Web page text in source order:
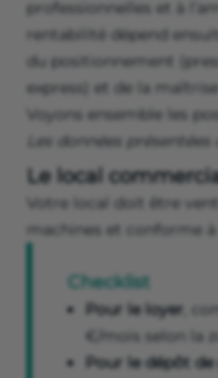
professionnelles et à
rentabilité dépend
du positionnement
express) et de la
Voyons ensemble les
Les données
Le local
Votre local doit être
machines et conforme à
Checklist
Pour le loyer ,
€/mois selon la
Pour le dépôt